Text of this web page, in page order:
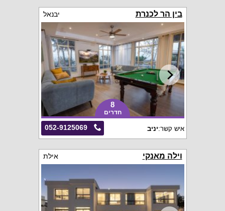
בין הר לכנרת יבנאל
8
חדרים
052-9125069 איש קשר:יניב
וילה מאנקי אילת